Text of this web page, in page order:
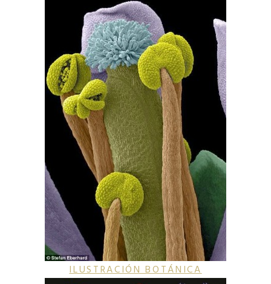
ILUSTRACIÓN BOTÁNICA